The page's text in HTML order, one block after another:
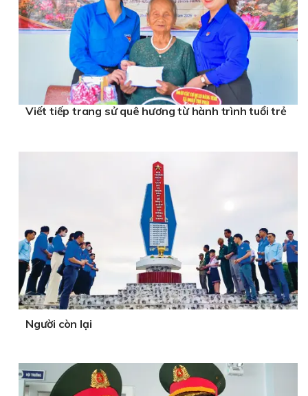
Viết tiếp trang sử quê hương từ hành trình tuổi trẻ
Người còn lại